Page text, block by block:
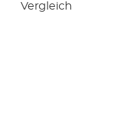
Vergleich